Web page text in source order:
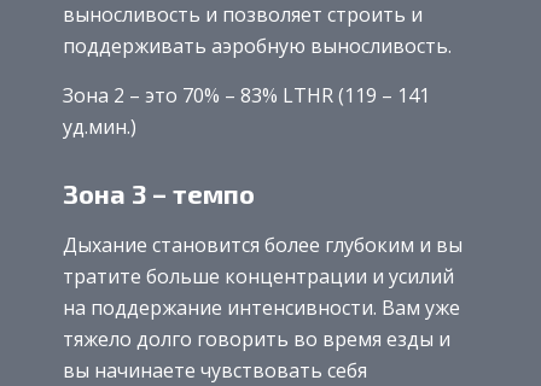
выносливость и позволяет строить и
поддерживать аэробную выносливость.
Зона 2 – это 70% – 83% LTHR (119 – 141
уд.мин.)
Зона 3 – темпо
Дыхание становится более глубоким и вы
тратите больше концентрации и усилий
на поддержание интенсивности. Вам уже
тяжело долго говорить во время езды и
вы начинаете чувствовать себя